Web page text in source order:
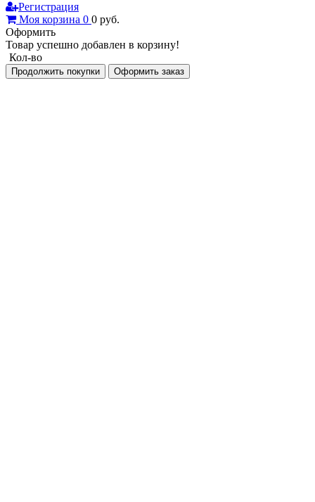
Регистрация
Моя корзина 0 0 руб.
Оформить
Товар успешно добавлен в корзину!
Кол-во
Продолжить покупки Оформить заказ